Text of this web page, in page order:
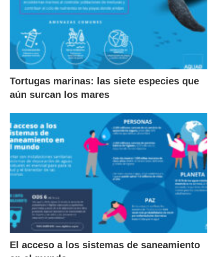
Tortugas marinas: las siete especies que
aún surcan los mares
El acceso a los sistemas de saneamiento